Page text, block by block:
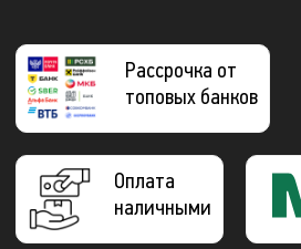
Рассрочка от
топовых банков
Оплата
наличными